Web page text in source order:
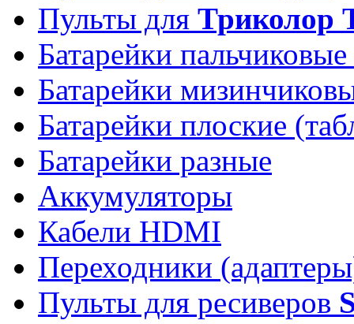
Пульты для Триколор
Батарейки
Батарейки
Батарейки плоские
Батарейки разные
Аккумуляторы
Кабели HDMI
Переходники
Пульты для ресиверов